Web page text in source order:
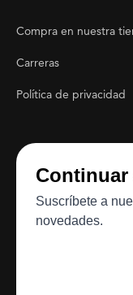
Footer Utility
Compra en nuestra
Carreras
Política de privacidad